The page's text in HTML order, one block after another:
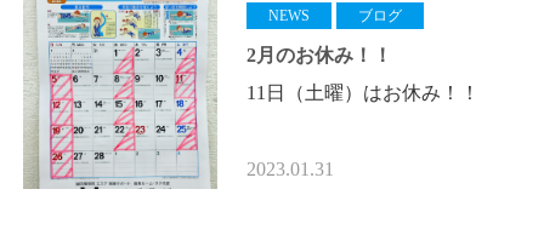
NEWS ブログ
2月のお休み！！
11日（土曜）はお休み！！
2023.01.31